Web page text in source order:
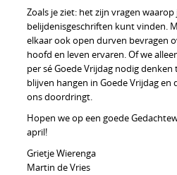
Zoals je ziet: het zijn vragen
belijdenisgeschriften kunt vinden.
elkaar ook open durven bevragen
hoofd en leven ervaren. Of we
per sé Goede Vrijdag nodig
blijven hangen in Goede Vrijdag
ons doordringt.
Hopen we op een goede
april!
Grietje Wierenga
Martin de Vries